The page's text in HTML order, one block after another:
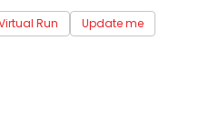
Run Update me